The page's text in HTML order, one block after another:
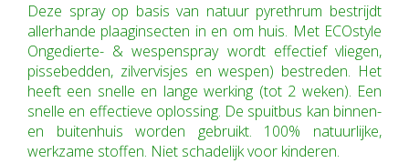
Deze spray op basis van natuur pyrethrum bestrijdt
allerhande plaaginsecten in en om huis. Met ECOstyle
Ongedierte- & wespenspray wordt effectief vliegen,
pissebedden, zilvervisjes en wespen) bestreden. Het
heeft een snelle en lange werking (tot 2 weken). Een
snelle en effectieve oplossing. De spuitbus kan binnen-
en buitenhuis worden gebruikt. 100% natuurlijke,
werkzame stoffen. Niet schadelijk voor kinderen.